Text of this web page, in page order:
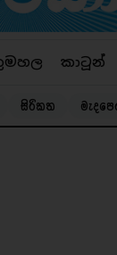
කාටූන්
සිරිකත